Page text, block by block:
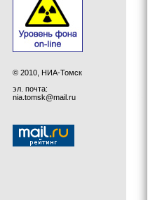
© 2010, НИА-Томск
эл. почта:
nia.tomsk@mail.ru